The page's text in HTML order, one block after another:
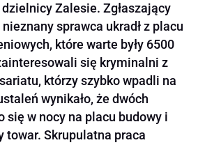
Zalesie. Zgłaszający
sprawca ukradł z placu
które warte były 6500
się kryminalni z
którzy szybko wpadli na
wynikało, że dwóch
się w nocy na placu budowy i
towar. Skrupulatna praca